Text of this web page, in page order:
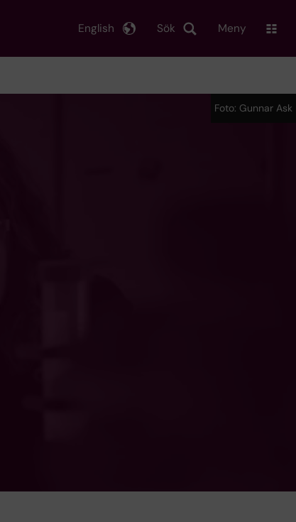
Sök
English Meny
Foto: Gunnar Ask